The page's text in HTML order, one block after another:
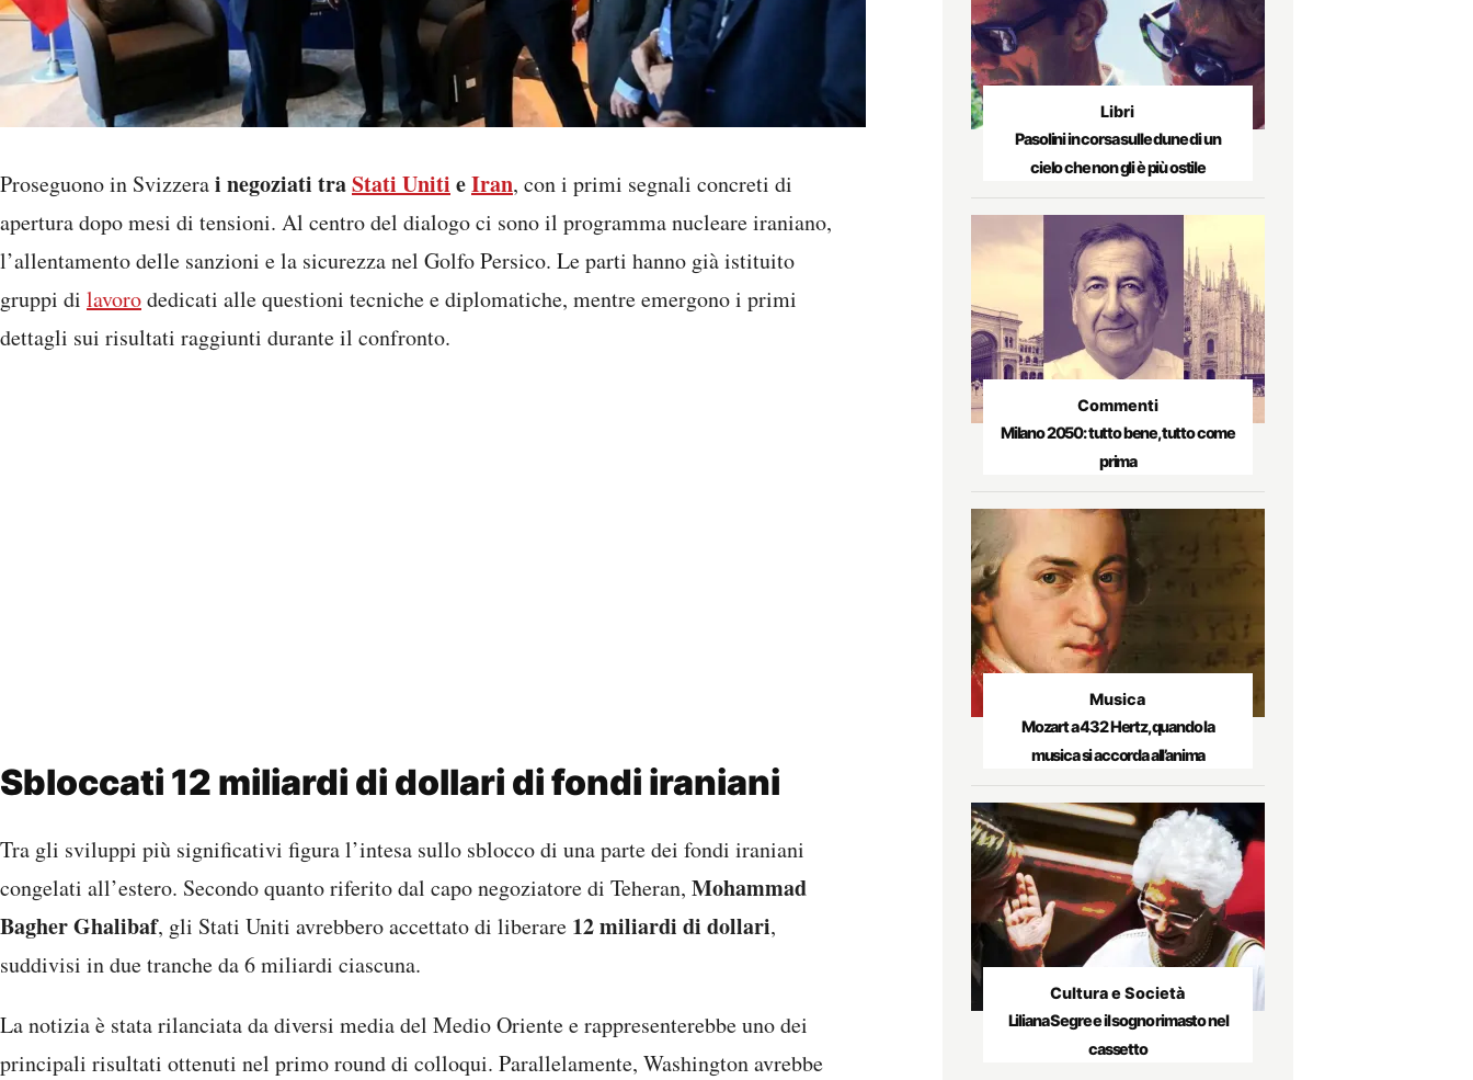
Proseguono in Svizzerai negoziati traStati Uniti eIran, con i primi segnali concreti di
apertura dopo mesi di tensioni. Al centro del dialogo ci sono il programma nucleare iraniano,
l’allentamento delle sanzioni e la sicurezza nel Golfo Persico. Le parti hanno già istituito
gruppi di lavorodedicati alle questioni tecniche e diplomatiche, mentre emergono i primi
dettagli sui risultati raggiunti durante il confronto.
Sbloccati 12 miliardi di dollari di fondi iraniani
Tra gli sviluppi più significativi figura l’intesa sullo sblocco di una parte dei fondi iraniani
congelati all’estero. Secondo quanto riferito dal capo negoziatore di Teheran, Mohammad
Bagher Ghalibaf, gli Stati Uniti avrebbero accettato di liberare 12 miliardi di dollari,
suddivisi in due tranche da 6 miliardi ciascuna.
La notizia è stata rilanciata da diversi media del Medio Oriente e rappresenterebbe uno dei
principali risultati ottenuti nel primo round di colloqui. Parallelamente, Washington avrebbe
Libri
Pasolini in corsa sulle dune di un
cielo che non gli è più ostile
Commenti
Milano 2050: tutto bene, tutto come
prima
Musica
Mozart a 432 Hertz, quando la
musica si accorda all’anima
Cultura e Società
Liliana Segre e il sogno rimasto nel
cassetto